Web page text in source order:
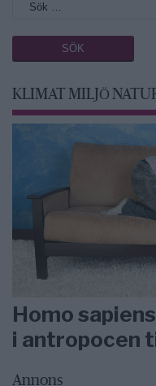
KLIMAT MILJÖ
Homo
i antropocen
Annons